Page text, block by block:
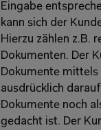
Eingabe
kann sich der
Hierzu zählen z.B.
Dokumenten. Der
Dokumente mittels
ausdrücklich
Dokumente noch
gedacht ist. Der